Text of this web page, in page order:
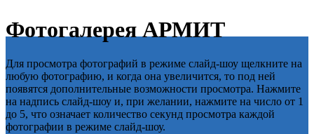
Фотогалерея АРМИТ
Для просмотра фотографий в режиме слайд-шоу щелкните на
любую фотографию, и когда она увеличится, то под ней
появятся дополнительные возможности просмотра. Нажмите
на надпись слайд-шоу и, при желании, нажмите на число от 1
до 5, что означает количество секунд просмотра каждой
фотографии в режиме слайд-шоу.